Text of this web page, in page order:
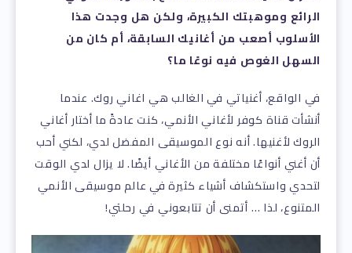
الرائع وموهبتك الكبيرة، ولكن هل وجدت هذا
الأسلوب أصعب من أغانيك السابقة، أم كان من
السهل الغوص فيه نوعًا ما؟
في الواقع، أغنياتي في الغالب هي اغاني روك. عندما
أنشأت قناة كوفر لأغاني الأنمي، كنت عادةً ما أختار أغاني
الروك لأغنيها. أنه نوع الموسيقى المفضل لدي، لكني أحب
أن أغني أنواعًا مختلفة من الأغاني أيضًا. لا يزال لدي الوقت
لتحدي واستكشاف أشياء كثيرة في عالم موسيقى الأنمي
المتنوع، لذا … أتمنى أن تتابعوني في رحلتي!